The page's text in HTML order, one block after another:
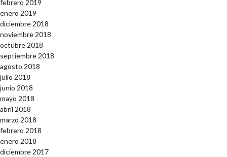
febrero 2019
enero 2019
diciembre 2018
noviembre 2018
octubre 2018
septiembre 2018
agosto 2018
julio 2018
junio 2018
mayo 2018
abril 2018
marzo 2018
febrero 2018
enero 2018
diciembre 2017